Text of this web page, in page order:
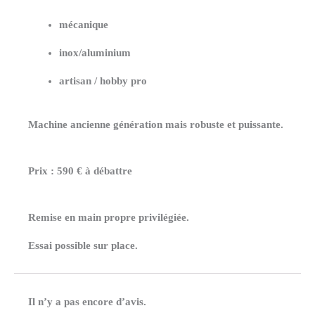
mécanique
inox/aluminium
artisan / hobby pro
Machine ancienne génération mais robuste et puissante.
Prix : 590 € à débattre
Remise en main propre privilégiée.
Essai possible sur place.
Il n’y a pas encore d’avis.